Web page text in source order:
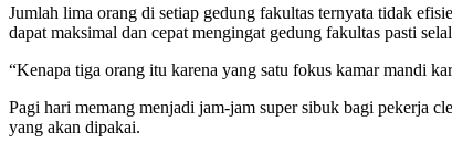
Jumlah lima orang di setiap gedung fakultas ternyata tidak
dapat maksimal dan cepat mengingat gedung fakultas pasti
“Kenapa tiga orang itu karena yang satu fokus kamar mandi
Pagi hari memang menjadi jam-jam super sibuk bagi pekerja
yang akan dipakai.